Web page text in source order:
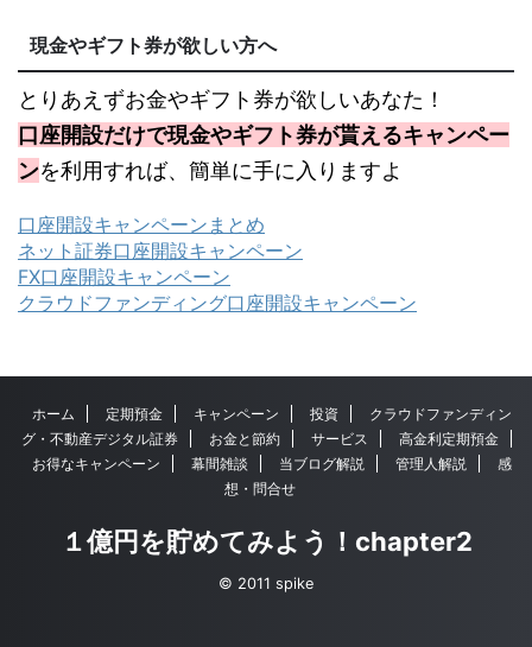
現金やギフト券が欲しい方へ
とりあえずお金やギフト券が欲しいあなた！
口座開設だけで現金やギフト券が貰えるキャンペー
ンを利用すれば、簡単に手に入りますよ
口座開設キャンペーンまとめ
ネット証券口座開設キャンペーン
FX口座開設キャンペーン
クラウドファンディング口座開設キャンペーン
ホーム 定期預金 キャンペーン 投資
クラウドファンディン
グ・不動産デジタル証券
お金と節約 サービス
高金利定期預金
お得なキャンペーン
幕間雑談 当ブログ解説 管理人解説
感
想・問合せ
１億円を貯めてみよう！chapter2
© 2011 spike